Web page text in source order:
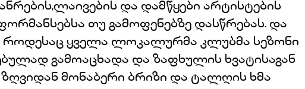
და დამწყები არტისტების
თუ გამოფენებზე დასწრებას. და
როდესაც ყველა ლოკალურმა კლუბმა სეზონი
გამოაცხადა და ზაფხულის ხვატისაგან
ზღვიდან მონაბერი ბრიზი და ტალღის ხმა